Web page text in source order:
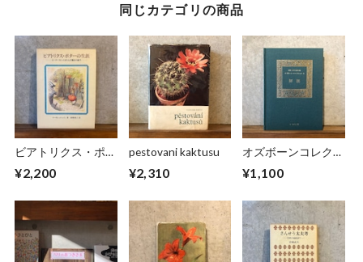
同じカテゴリの商品
ビアトリクス・ポタ
¥2,200
pestovani kaktusu
¥2,310
オズボーンコレクシ
¥1,100